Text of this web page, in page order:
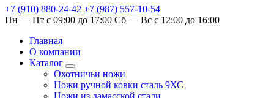
+7 (910) 880-24-42 +7 (987) 557-10-54
Пн — Пт с 09:00 до 17:00 Сб — Вс с 12:00 до 16:00
Главная
О компании
Каталог
Охотничьи ножи
Ножи ручной ковки сталь 9ХС
Ножи из дамасской стали